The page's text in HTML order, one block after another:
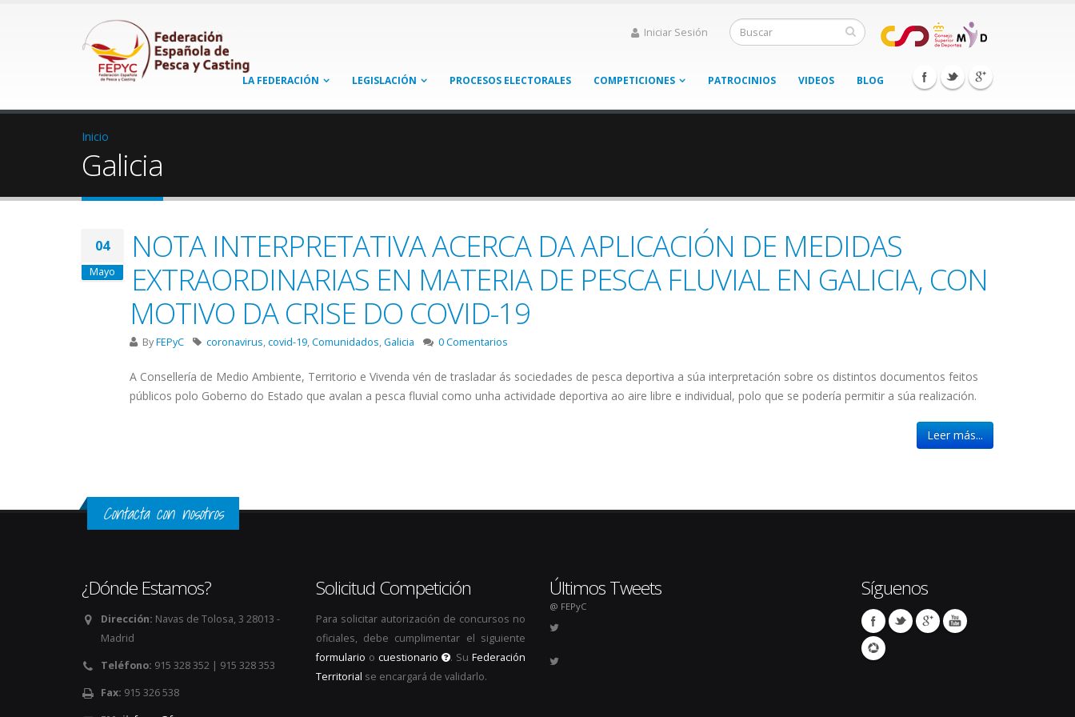
Iniciar Sesión
LA FEDERACIÓN LEGISLACIÓN PROCESOS ELECTORALES COMPETICIONES PATROCINIOS VIDEOS BLOG
Inicio
Galicia
04
Mayo
NOTA INTERPRETATIVA ACERCA DA APLICACIÓN DE MEDIDAS
EXTRAORDINARIAS EN MATERIA DE PESCA FLUVIAL EN GALICIA, CON
MOTIVO DA CRISE DO COVID-19
ByFEPyC coronavirus,covid-19,Comunidados,Galicia 0 Comentarios
A Consellería de Medio Ambiente, Territorio e Vivenda vén de trasladar ás sociedades de pesca deportiva a súa interpretación sobre os distintos documentos feitos
públicos polo Goberno do Estado que avalan a pesca fluvial como unha actividade deportiva ao aire libre e individual, polo que se podería permitir a súa realización.
Leer más...
Contacta con nosotros
¿Dónde Estamos?
Dirección: Navas de Tolosa, 3 28013 -
Madrid
Teléfono: 915 328 352 | 915 328 353
Fax: 915 326 538
Solicitud Competición
Para solicitar autorización de concursos no
oficiales, debe cumplimentar el siguiente
formulario o cuestionario . SuFederación
Territorial se encargará de validarlo.
Últimos Tweets
@ FEPyC
Síguenos